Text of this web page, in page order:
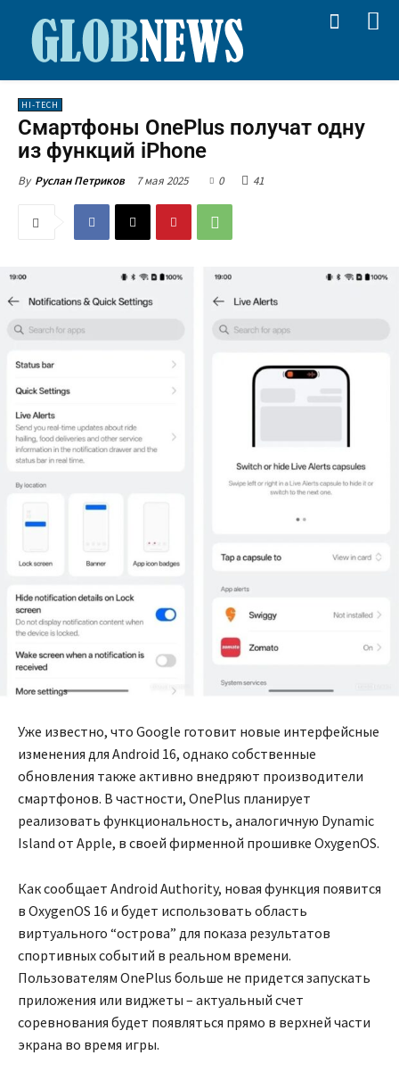
HI-TECH
Смартфоны OnePlus получат одну
из функций iPhone
By Руслан Петриков 7 мая 2025 0 41
Уже известно, что Google готовит новые интерфейсные
изменения для Android 16, однако собственные
обновления также активно внедряют производители
смартфонов. В частности, OnePlus планирует
реализовать функциональность, аналогичную Dynamic
Island от Apple, в своей фирменной прошивке OxygenOS.
Как сообщает Android Authority, новая функция появится
в OxygenOS 16 и будет использовать область
виртуального “острова” для показа результатов
спортивных событий в реальном времени.
Пользователям OnePlus больше не придется запускать
приложения или виджеты – актуальный счет
соревнования будет появляться прямо в верхней части
экрана во время игры.